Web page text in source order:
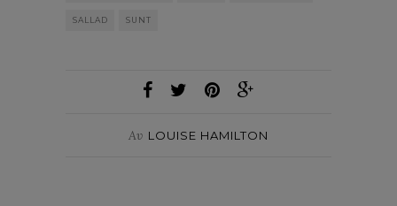
SALLAD SUNT
Av LOUISE HAMILTON